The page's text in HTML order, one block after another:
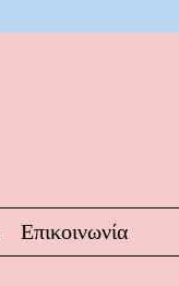
Επικοινωνία